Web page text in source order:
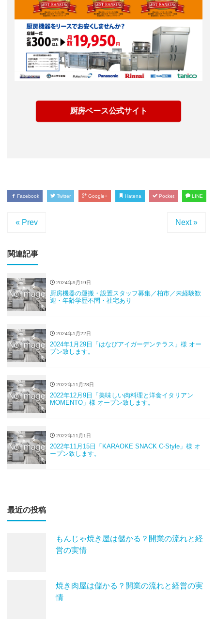
厨房ベース公式サイト
Facebook Twitter Google+ Hatena Pocket LINE
« Prev Next »
関連記事
2024年9月19日
厨房機器の運搬・設置スタッフ募集／柏市／未経験歓
迎・年齢学歴不問・社宅あり
2024年1月22日
2024年1月29日「はなびアイガーデンテラス」様 オー
プン致します。
2022年11月28日
2022年12月9日「美味しい肉料理と洋食イタリアン
MOMENTO」様 オープン致します。
2022年11月1日
2022年11月15日「KARAOKE SNACK C-Style」様 オ
ープン致します。
最近の投稿
もんじゃ焼き屋は儲かる？開業の流れと経
営の実情
焼き肉屋は儲かる？開業の流れと経営の実
情